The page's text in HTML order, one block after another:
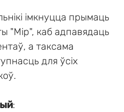
імкнуцца прымаць
"Мір", каб адпавядаць
а таксама
для ўсіх
: